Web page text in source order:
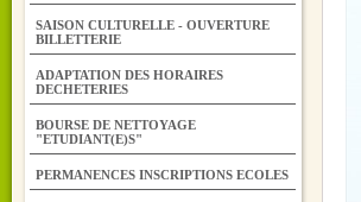
SAISON CULTURELLE - OUVERTURE
BILLETTERIE
ADAPTATION DES HORAIRES
DECHETERIES
BOURSE DE NETTOYAGE
"ETUDIANT(E)S"
PERMANENCES INSCRIPTIONS ECOLES